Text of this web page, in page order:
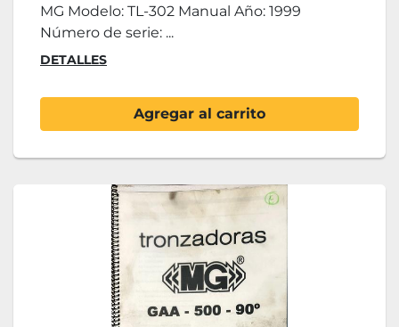
MG Modelo: TL-302 Manual Año: 1999
Número de serie: ...
DETALLES
Agregar al carrito